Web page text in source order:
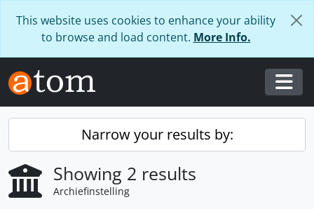
This website uses cookies to enhance your ability
to browse and load content. More Info.
Narrow your results by:
Showing 2 results
Archiefinstelling